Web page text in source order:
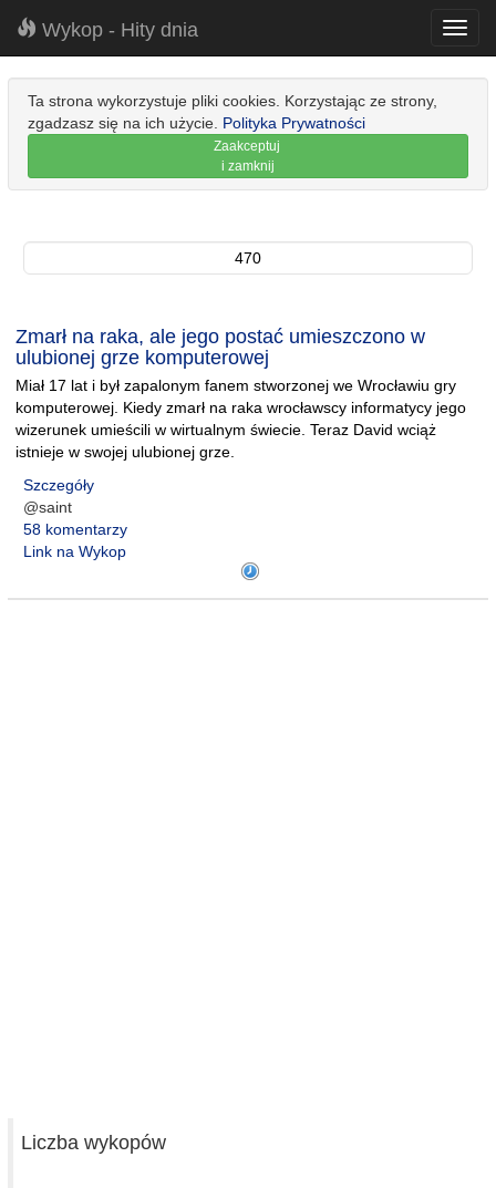
Wykop - Hity dnia
Ta strona wykorzystuje pliki cookies. Korzystając ze strony,
zgadzasz się na ich użycie. Polityka Prywatności
Zaakceptuj
i zamknij
470
Zmarł na raka, ale jego postać umieszczono w
ulubionej grze komputerowej
Miał 17 lat i był zapalonym fanem stworzonej we Wrocławiu gry
komputerowej. Kiedy zmarł na raka wrocławscy informatycy jego
wizerunek umieścili w wirtualnym świecie. Teraz David wciąż
istnieje w swojej ulubionej grze.
Szczegóły
@saint
58 komentarzy
Link na Wykop
Liczba wykopów